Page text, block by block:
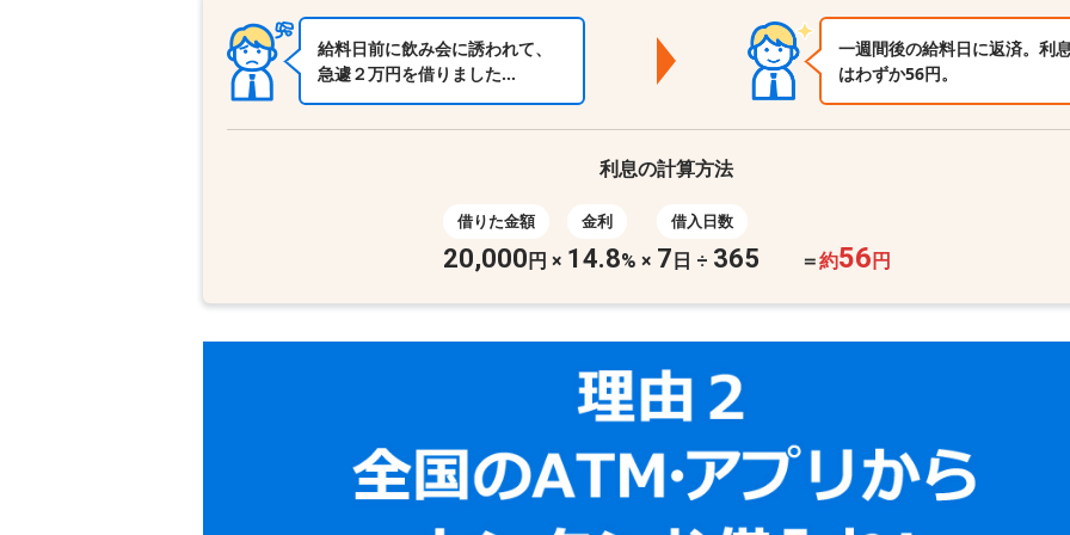
給料日前に飲み会に誘われて、
急遽２万円を借りました…
一週間後の給料日に返済。利
はわずか56円。
利息の計算方法
借りた金額
20,000 円 ×
金利
14.8% ×
借入日数
7 日 ÷ 365 ＝約56 円